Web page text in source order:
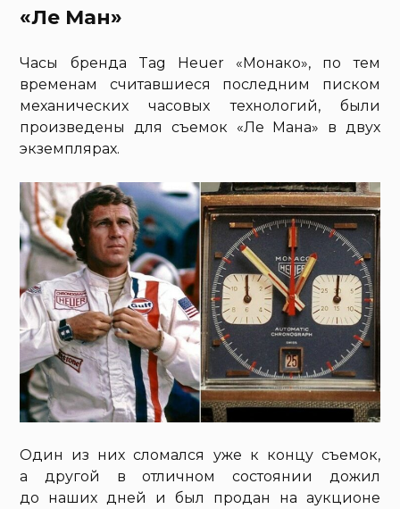
«Ле Ман»
Часы бренда Tag Heuer «Монако», по тем
временам считавшиеся последним писком
механических часовых технологий, были
произведены для съемок «Ле Мана» в двух
экземплярах.
Один из них сломался уже к концу съемок,
а другой в отличном состоянии дожил
до наших дней и был продан на аукционе